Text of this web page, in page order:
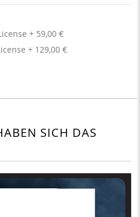
59,00 €
129,00 €
SICH DAS